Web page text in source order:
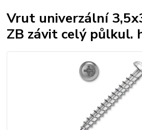
Vrut univerzální
ZB závit celý půlkul.